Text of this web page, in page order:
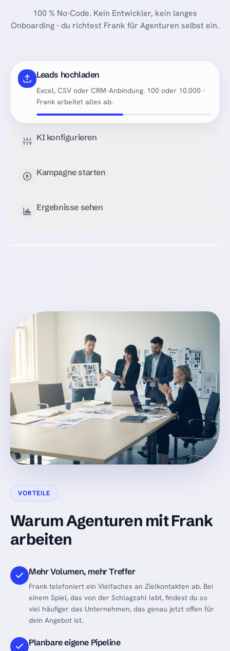
100 % No-Code. Kein Entwickler, kein langes
Onboarding - du richtest Frank für Agenturen selbst ein.
Leads hochladen
Excel, CSV oder CRM-Anbindung. 100 oder 10.000 -
Frank arbeitet alles ab.
KI konfigurieren
Kampagne starten
Ergebnisse sehen
VORTEILE
Warum Agenturen mit Frank
arbeiten
Mehr Volumen, mehr Treffer
Frank telefoniert ein Vielfaches an Zielkontakten ab. Bei
einem Spiel, das von der Schlagzahl lebt, findest du so
viel häufiger das Unternehmen, das genau jetzt offen für
dein Angebot ist.
Planbare eigene Pipeline